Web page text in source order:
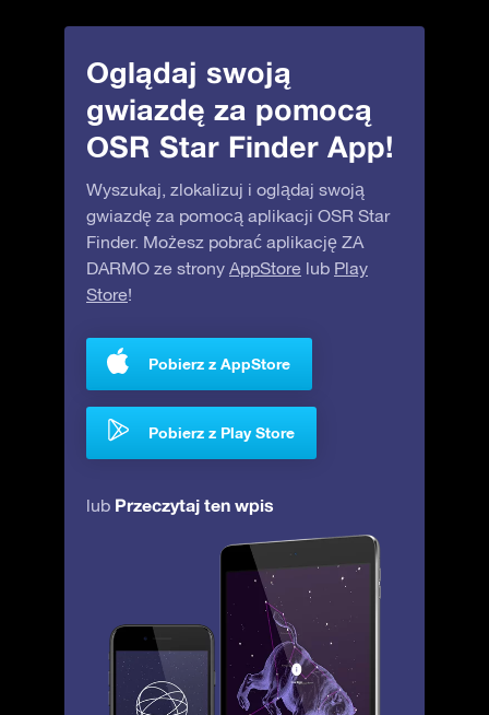
Oglądaj swoją
gwiazdę za pomocą
OSR Star Finder App!
Wyszukaj, zlokalizuj i oglądaj swoją
gwiazdę za pomocą aplikacji OSR Star
Finder. Możesz pobrać aplikację ZA
DARMO ze strony AppStore lub Play
Store!
Pobierz z AppStore
Pobierz z Play Store
lub Przeczytaj ten wpis